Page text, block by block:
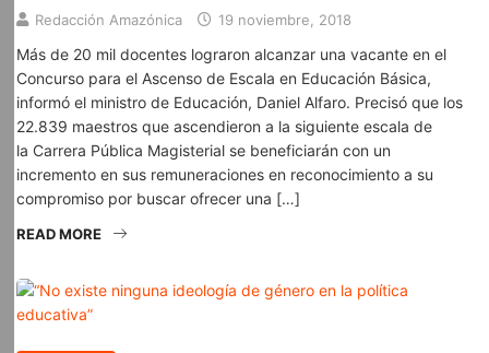
Redacción Amazónica 19 noviembre, 2018
Más de 20 mil docentes lograron alcanzar una vacante en el
Concurso para el Ascenso de Escala en Educación Básica,
informó el ministro de Educación, Daniel Alfaro. Precisó que los
22.839 maestros que ascendieron a la siguiente escala de
la Carrera Pública Magisterial se beneficiarán con un
incremento en sus remuneraciones en reconocimiento a su
compromiso por buscar ofrecer una […]
READ MORE